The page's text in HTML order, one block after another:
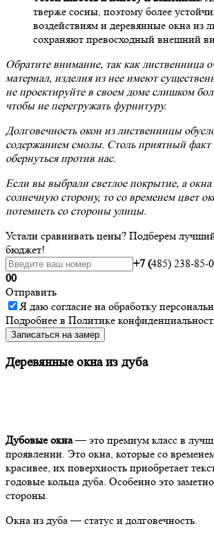
тверже сосны, поэтому более
воздействиям и деревянные окна из
сохраняют превосходный внешний
Обратите внимание, так как лиственница
материал, изделия из нее имеют
не проектируйте в своем доме слишком
чтобы не перегружать фурнитуру.
Долговечность окон из лиственницы
содержанием смолы. Столь приятный факт
обернуться против нас.
Если вы выбрали светлое покрытие, а окна
солнечную сторону, то со временем цвет
потемнеть со стороны улицы.
Устали сравнивать цены? Подберем
бюджет!
+7 (485) 238-85-
00
Отправить
Я даю согласие на обработку
Подробнее в Политике
Записаться на замер
Деревянные окна из дуба
Дубовые окна— это премиум класс в
проявлении. Это окна, которые со
красивее, их поверхность приобретает
годовые кольца дуба. Особенно это
стороны.
Окна из дуба — статус и долговечность.